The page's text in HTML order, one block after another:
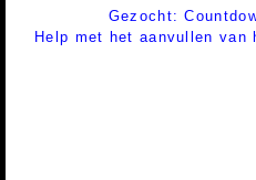
Gezocht:
Help met het aanvullen van